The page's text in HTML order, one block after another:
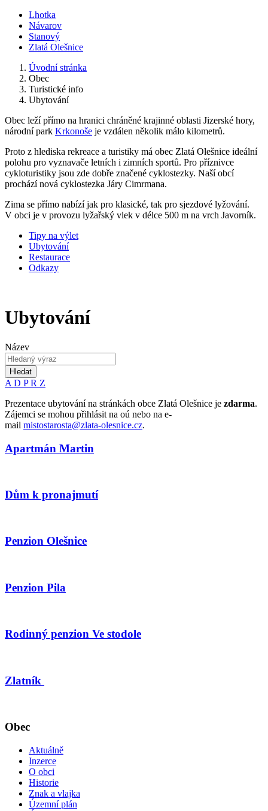
Lhotka
Návarov
Stanový
Zlatá Olešnice
Úvodní stránka
Obec
Turistické info
Ubytování
Obec leží přímo na hranici chráněné krajinné oblasti Jizerské hory,
národní park Krkonoše je vzdálen několik málo kilometrů.
Proto z hlediska rekreace a turistiky má obec Zlatá Olešnice ideální
polohu pro vyznavače letních i zimních sportů. Pro příznivce
cykloturistiky jsou zde dobře značené cyklostezky. Naší obcí
prochází nová cyklostezka Járy Cimrmana.
Zima se přímo nabízí jak pro klasické, tak pro sjezdové lyžování.
V obci je v provozu lyžařský vlek v délce 500 m na vrch Javorník.
Tipy na výlet
Ubytování
Restaurace
Odkazy
Ubytování
Název
Hledat
A D PR Z
Prezentace ubytování na stránkách obce Zlatá Olešnice je zdarma.
Zájemci se mohou přihlásit na oú nebo na e-
mail mistostarosta@zlata-olesnice.cz.
Apartmán Martin
Dům k pronajmutí
Penzion Olešnice
Penzion Pila
Rodinný penzion Ve stodole
Zlatník
Obec
Aktuálně
Inzerce
O obci
Historie
Znak a vlajka
Územní plán